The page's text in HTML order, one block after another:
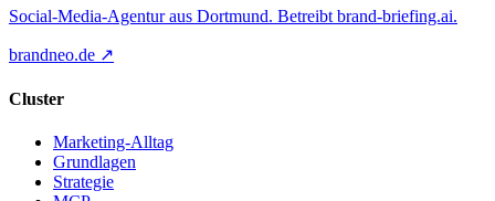
Social-Media-Agentur aus Dortmund. Betreibtbrand-briefing.ai.
brandneo.de ↗
Cluster
Marketing-Alltag
Grundlagen
Strategie